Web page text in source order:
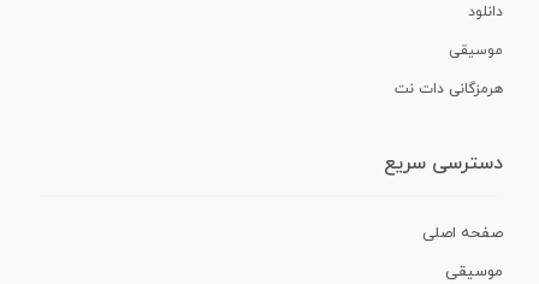
دانلود
موسیقی
هرمزگانی دات نت
دسترسی سریع
صفحه اصلی
موسیقی